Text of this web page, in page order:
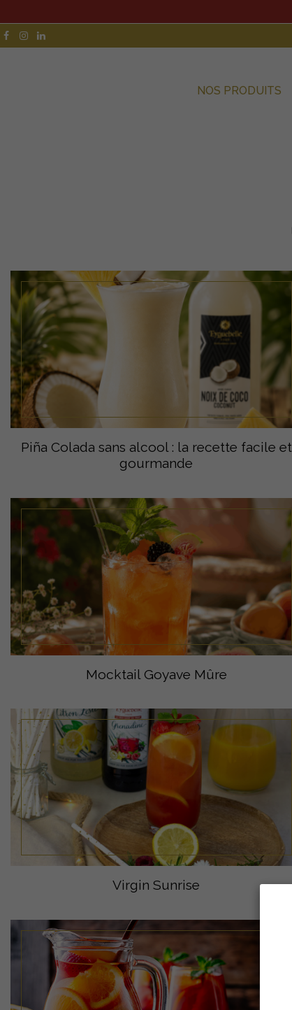
NOS PRODUITS
Piña Colada sans alcool : la recette facile et
gourmande
Mocktail Goyave Mûre
Virgin Sunrise